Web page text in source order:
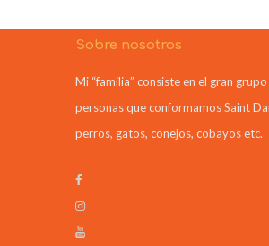
Sobre nosotros
Mi “familia” consiste en el gran
personas que conformamos Saint
perros, gatos, conejos, cobayos etc.